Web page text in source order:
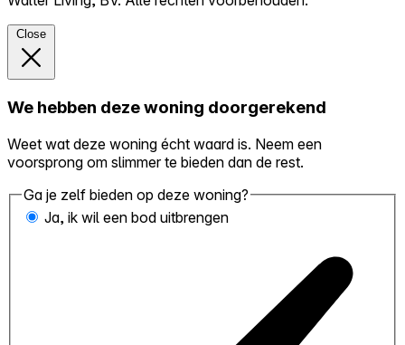
Close
We hebben deze woning doorgerekend
Weet wat deze woning écht waard is. Neem een
voorsprong om slimmer te bieden dan de rest.
Ga je zelf bieden op deze woning?
Ja, ik wil een bod uitbrengen